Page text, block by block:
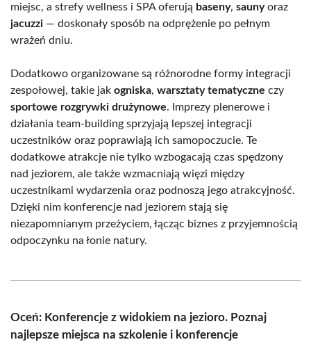
miejsc, a strefy wellness i SPA oferują baseny, saunyoraz
jacuzzi — doskonały sposób na odprężenie po pełnym
wrażeń dniu.
Dodatkowo organizowane są różnorodne formy integracji
zespołowej, takie jak ogniska, warsztaty tematyczne czy
sportowe rozgrywki drużynowe. Imprezy plenerowe i
działania team-building sprzyjają lepszej integracji
uczestników oraz poprawiają ich samopoczucie. Te
dodatkowe atrakcje nie tylko wzbogacają czas spędzony
nad jeziorem, ale także wzmacniają więzi między
uczestnikami wydarzenia oraz podnoszą jego atrakcyjność.
Dzięki nim konferencje nad jeziorem stają się
niezapomnianym przeżyciem, łącząc biznes z przyjemnością
odpoczynku na łonie natury.
Oceń: Konferencje z widokiem na jezioro. Poznaj
najlepsze miejsca na szkolenie i konferencje